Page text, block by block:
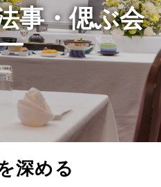
事・偲ぶ会
深める